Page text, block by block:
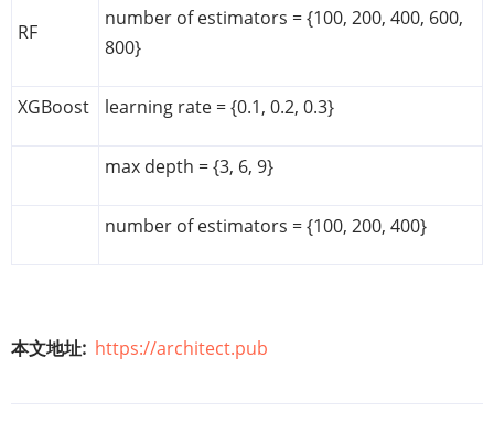
RF
number of estimators = {100, 200, 400, 600,
800}
XGBoost learning rate = {0.1, 0.2, 0.3}
max depth = {3, 6, 9}
number of estimators = {100, 200, 400}
本文地址 https://architect.pub